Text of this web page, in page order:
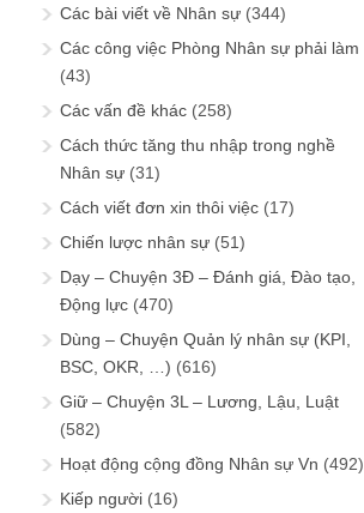
Các bài viết về Nhân sự (344)
Các công việc Phòng Nhân sự phải làm
(43)
Các vấn đề khác (258)
Cách thức tăng thu nhập trong nghề
Nhân sự (31)
Cách viết đơn xin thôi việc (17)
Chiến lược nhân sự (51)
Dạy – Chuyện 3Đ – Đánh giá, Đào tạo,
Động lực (470)
Dùng – Chuyện Quản lý nhân sự (KPI,
BSC, OKR, …) (616)
Giữ – Chuyện 3L – Lương, Lậu, Luật
(582)
Hoạt động cộng đồng Nhân sự Vn (492)
Kiếp người (16)